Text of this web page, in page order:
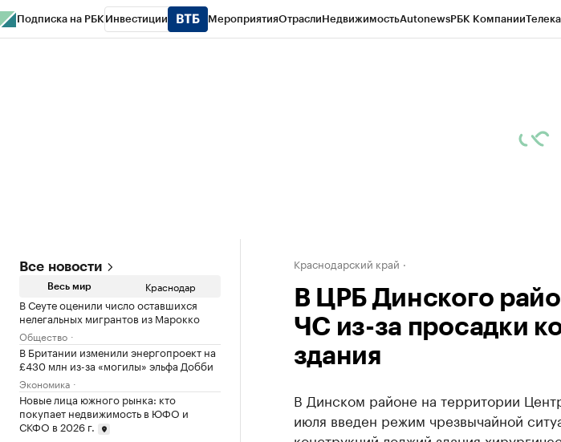
Подписка на РБК Инвестиции МероприятияОтраслиНедвижимостьAutonewsРБК Компании
Все новости
Весь мир Краснодар
В Сеуте оценили число оставшихся
нелегальных мигрантов из Марокко
Общество
В Британии изменили энергопроект на
£430 млн из-за «могилы» эльфа Добби
Экономика
Новые лица южного рынка: кто
покупает недвижимость в ЮФО и
СКФО в 2026 г.
Краснодарский край
В ЦРБ Динского
ЧС из-за просадки
здания
В Динском районе на территории
июля введен режим чрезвычайной